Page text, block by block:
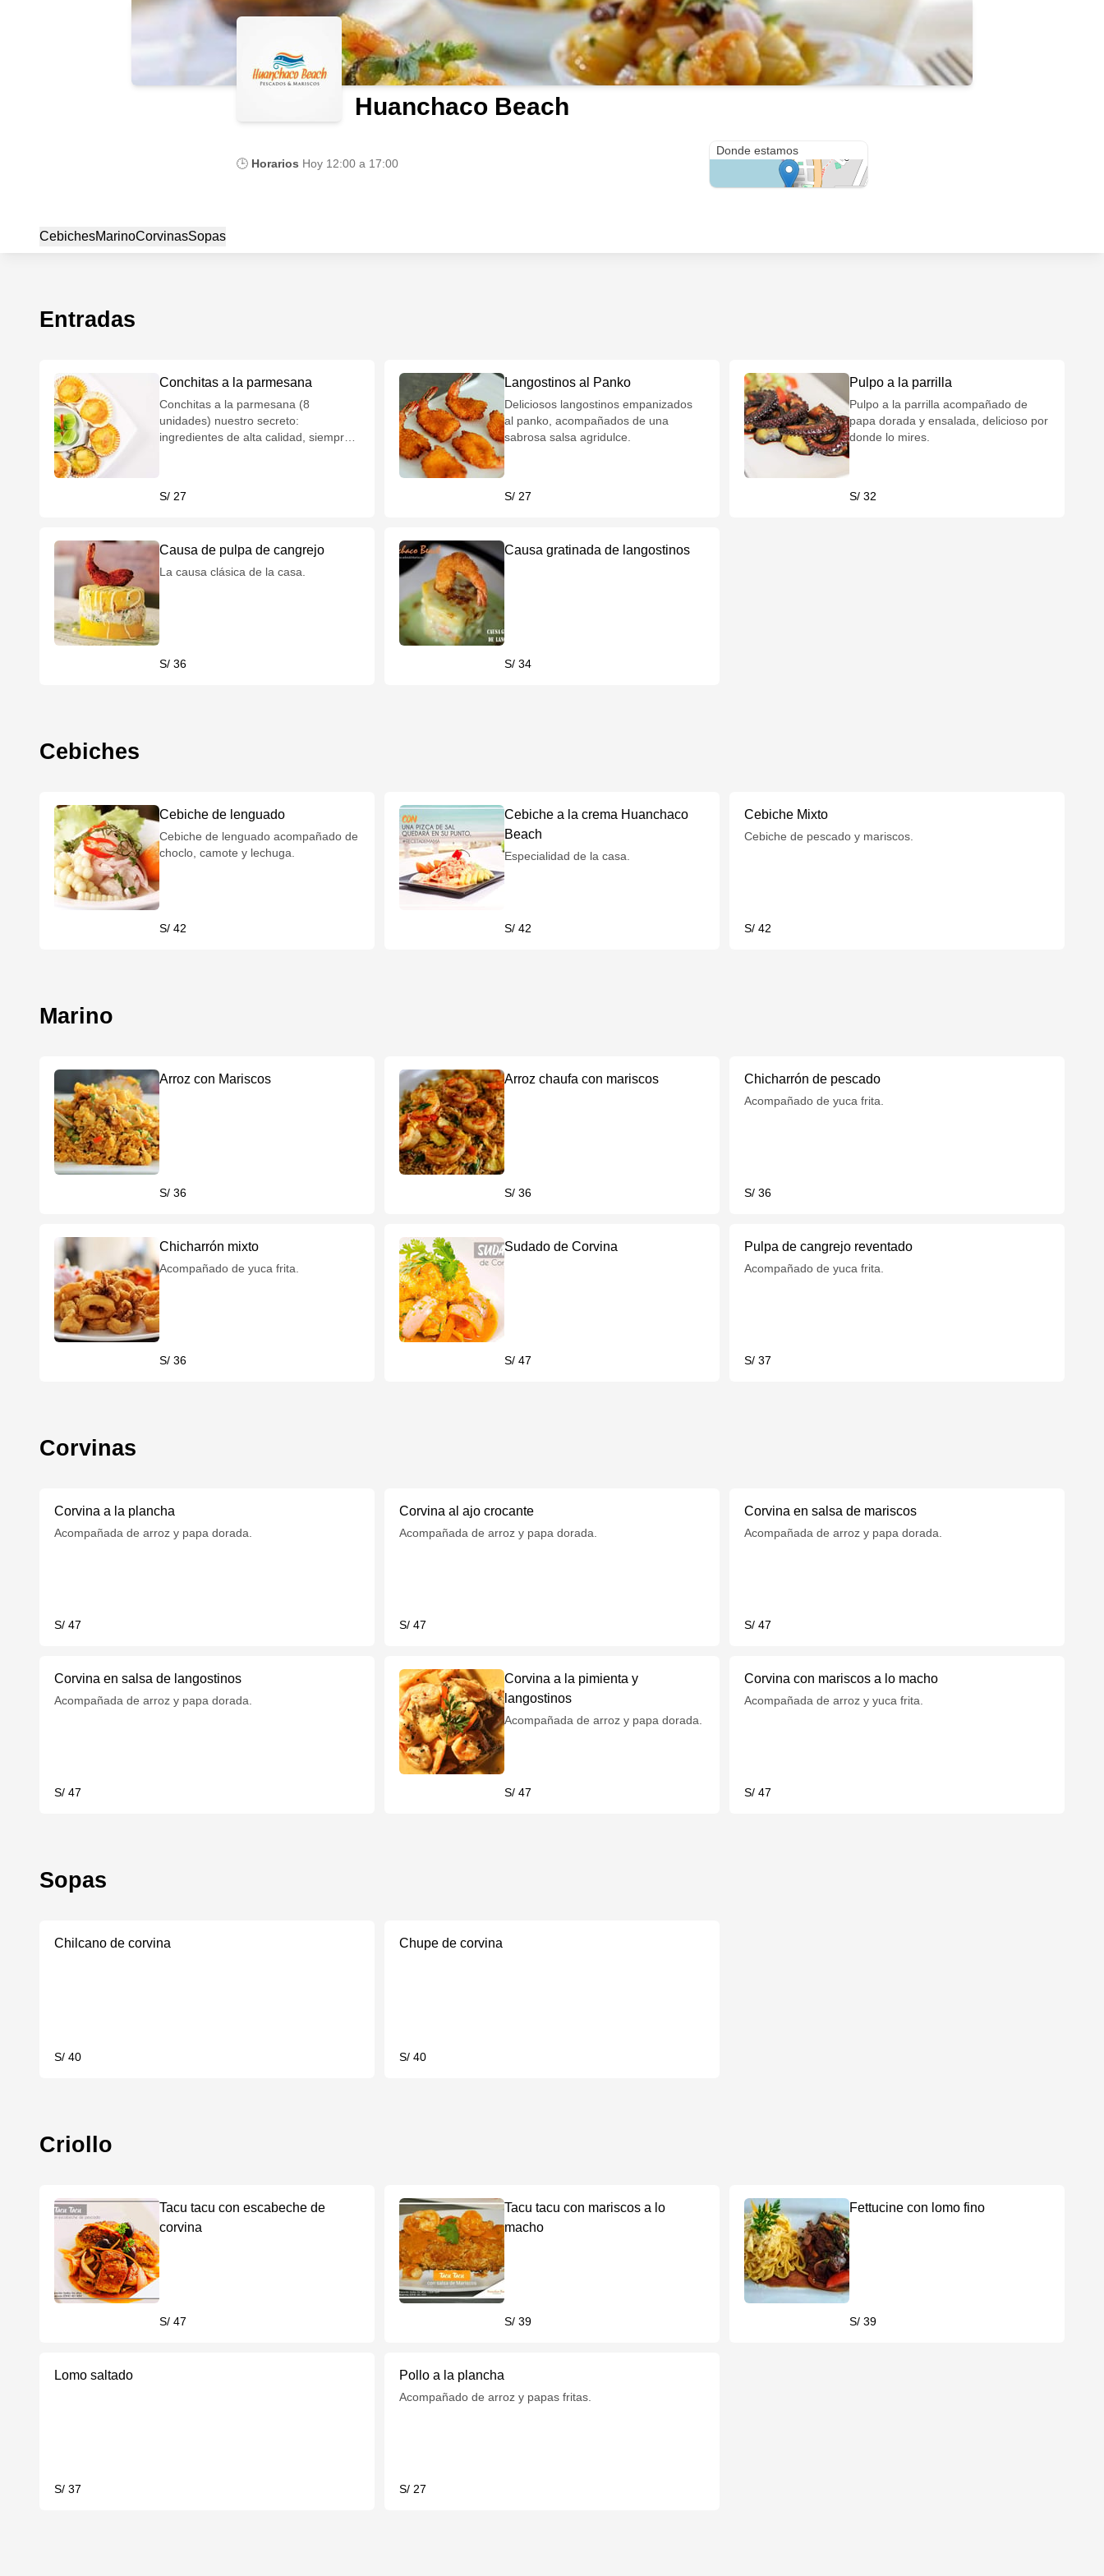
Huanchaco Beach
🕒 Horarios Hoy 12:00 a 17:00
Donde estamos
CebichesMarinoCorvinasSopas
Entradas
Conchitas a la parmesana
Conchitas a la parmesana (8
unidades) nuestro secreto:
ingredientes de alta calidad, siempre
S/ 27
Langostinos al Panko
Deliciosos langostinos empanizados
al panko, acompañados de una
sabrosa salsa agridulce.
S/ 27
Pulpo a la parrilla
Pulpo a la parrilla acompañado de
papa dorada y ensalada, delicioso por
donde lo mires.
S/ 32
Causa de pulpa de cangrejo
La causa clásica de la casa.
S/ 36
Causa gratinada de langostinos
S/ 34
Cebiches
Cebiche de lenguado
Cebiche de lenguado acompañado de
choclo, camote y lechuga.
S/ 42
Cebiche a la crema Huanchaco
Beach
Especialidad de la casa.
S/ 42
Cebiche Mixto
Cebiche de pescado y mariscos.
S/ 42
Marino
Arroz con Mariscos
S/ 36
Arroz chaufa con mariscos
S/ 36
Chicharrón de pescado
Acompañado de yuca frita.
S/ 36
Chicharrón mixto
Acompañado de yuca frita.
S/ 36
Sudado de Corvina
S/ 47
Pulpa de cangrejo reventado
Acompañado de yuca frita.
S/ 37
Corvinas
Corvina a la plancha
Acompañada de arroz y papa dorada.
S/ 47
Corvina al ajo crocante
Acompañada de arroz y papa dorada.
S/ 47
Corvina en salsa de mariscos
Acompañada de arroz y papa dorada.
S/ 47
Corvina en salsa de langostinos
Acompañada de arroz y papa dorada.
S/ 47
Corvina a la pimienta y
langostinos
Acompañada de arroz y papa dorada.
S/ 47
Corvina con mariscos a lo macho
Acompañada de arroz y yuca frita.
S/ 47
Sopas
Chilcano de corvina
S/ 40
Chupe de corvina
S/ 40
Criollo
Tacu tacu con escabeche de
corvina
S/ 47
Tacu tacu con mariscos a lo
macho
S/ 39
Fettucine con lomo fino
S/ 39
Lomo saltado
S/ 37
Pollo a la plancha
Acompañado de arroz y papas fritas.
S/ 27